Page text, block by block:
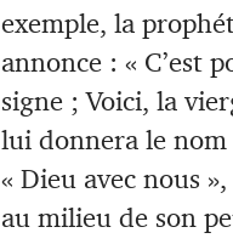
exemple, la
annonce : « C’est
signe ; Voici, la
lui donnera le nom
« Dieu avec nous
au milieu de son